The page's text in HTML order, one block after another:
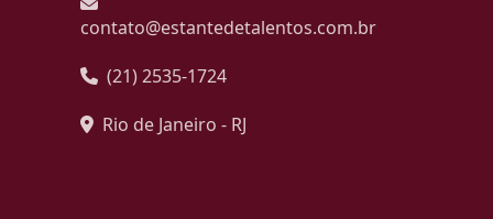
contato@estantedetalentos.com.br
(21) 2535-1724
Rio de Janeiro - RJ